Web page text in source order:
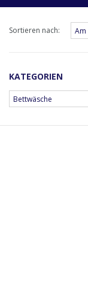
Sortieren nach:
KATEGORIEN